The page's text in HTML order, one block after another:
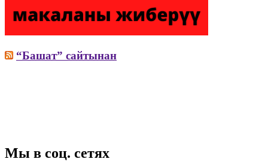
“Башат” сайтынан
Мы в соц. сетях